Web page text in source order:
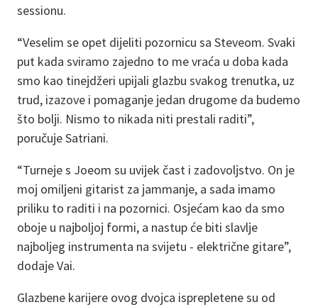
sessionu.
“Veselim se opet dijeliti pozornicu sa Steveom. Svaki
put kada sviramo zajedno to me vraća u doba kada
smo kao tinejdžeri upijali glazbu svakog trenutka, uz
trud, izazove i pomaganje jedan drugome da budemo
što bolji. Nismo to nikada niti prestali raditi”,
poručuje Satriani.
“Turneje s Joeom su uvijek čast i zadovoljstvo. On je
moj omiljeni gitarist za jammanje, a sada imamo
priliku to raditi i na pozornici. Osjećam kao da smo
oboje u najboljoj formi, a nastup će biti slavlje
najboljeg instrumenta na svijetu - električne gitare”,
dodaje Vai.
Glazbene karijere ovog dvojca isprepletene su od